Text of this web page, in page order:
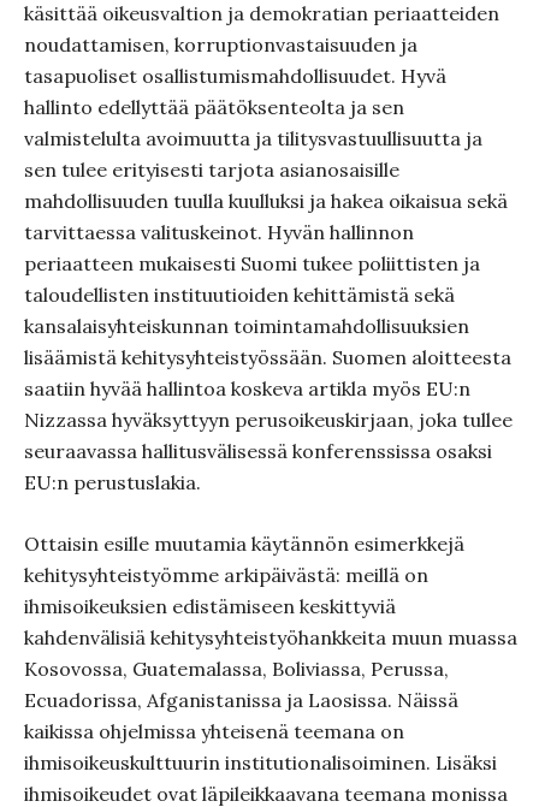
käsittää oikeusvaltion ja demokratian periaatteiden
noudattamisen, korruptionvastaisuuden ja
tasapuoliset osallistumismahdollisuudet. Hyvä
hallinto edellyttää päätöksenteolta ja sen
valmistelulta avoimuutta ja tilitysvastuullisuutta ja
sen tulee erityisesti tarjota asianosaisille
mahdollisuuden tuulla kuulluksi ja hakea oikaisua sekä
tarvittaessa valituskeinot. Hyvän hallinnon
periaatteen mukaisesti Suomi tukee poliittisten ja
taloudellisten instituutioiden kehittämistä sekä
kansalaisyhteiskunnan toimintamahdollisuuksien
lisäämistä kehitysyhteistyössään. Suomen aloitteesta
saatiin hyvää hallintoa koskeva artikla myös EU:n
Nizzassa hyväksyttyyn perusoikeuskirjaan, joka tullee
seuraavassa hallitusvälisessä konferenssissa osaksi
EU:n perustuslakia.
Ottaisin esille muutamia käytännön esimerkkejä
kehitysyhteistyömme arkipäivästä: meillä on
ihmisoikeuksien edistämiseen keskittyviä
kahdenvälisiä kehitysyhteistyöhankkeita muun muassa
Kosovossa, Guatemalassa, Boliviassa, Perussa,
Ecuadorissa, Afganistanissa ja Laosissa. Näissä
kaikissa ohjelmissa yhteisenä teemana on
ihmisoikeuskulttuurin institutionalisoiminen. Lisäksi
ihmisoikeudet ovat läpileikkaavana teemana monissa